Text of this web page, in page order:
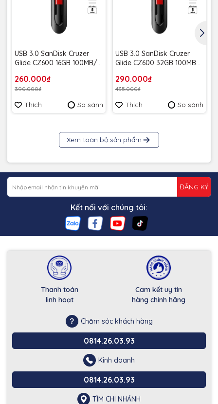
USB 3.0 SanDisk Cruzer
Glide CZ600 16GB 100MB/s
hành 5 năm
260.000₫
390.000₫
Thích So sánh
USB 3.0 SanDisk Cruzer
Glide CZ600 32GB 100MB/s
hành 5 năm
290.000₫
435.000₫
Thích So sánh
Xem toàn bộ sản phẩm
ĐĂNG KÝ
Kết nối với chúng tôi:
Thanh toán
linh hoạt
Cam kết uy tín
hàng chính hãng
Chăm sóc khách hàng
0814.26.03.93
Kinh doanh
0814.26.03.93
TÌM CHI NHÁNH